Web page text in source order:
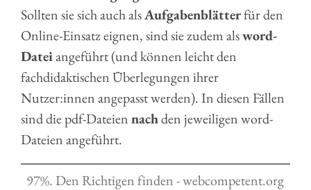
Sollten sie sich auch alsAufgabenblätterfür den
Online-Einsatz eignen, sind sie zudem alsword-
Dateiangeführt (und können leicht den
fachdidaktischen Überlegungen ihrer
Nutzer:innen angepasst werden). In diesen Fällen
sind die pdf-Dateiennachden jeweiligen word-
Dateien angeführt.
97%. Den Richtigen finden - webcompetent.org